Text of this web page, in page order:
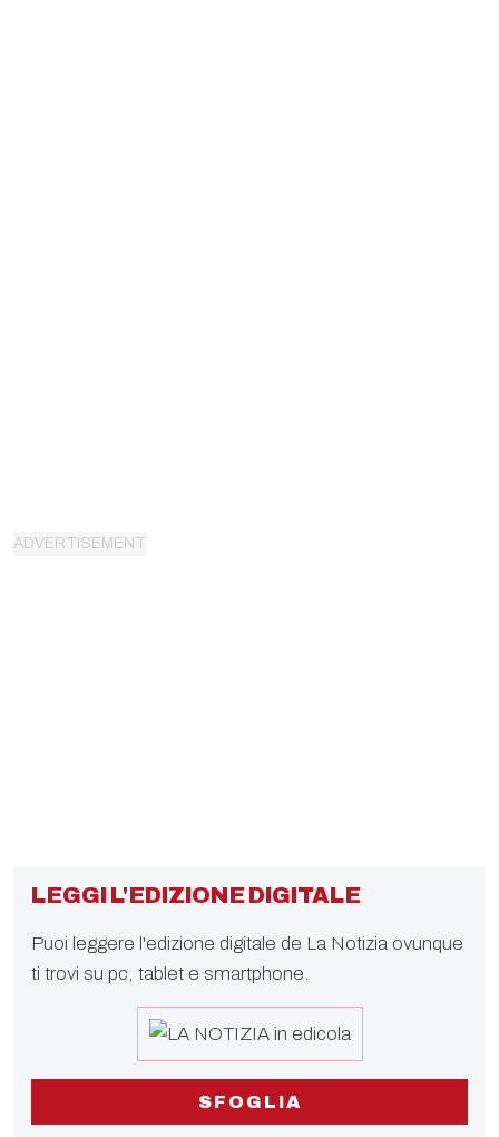
LEGGI L'EDIZIONE DIGITALE
Puoi leggere l'edizione digitale de La Notizia ovunque
ti trovi su pc, tablet e smartphone.
SFOGLIA